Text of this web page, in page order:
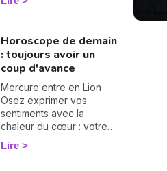
différence entre une
dates des éclipses en
2025, je vous dis tout sur
le sujet.
Horoscope de demain
: toujours avoir un
coup d'avance
Mercure entre en Lion
Osez exprimer vos
sentiments avec la
chaleur du cœur : votre
vérité, portée par la
lumière de l'âme, peut
Lire